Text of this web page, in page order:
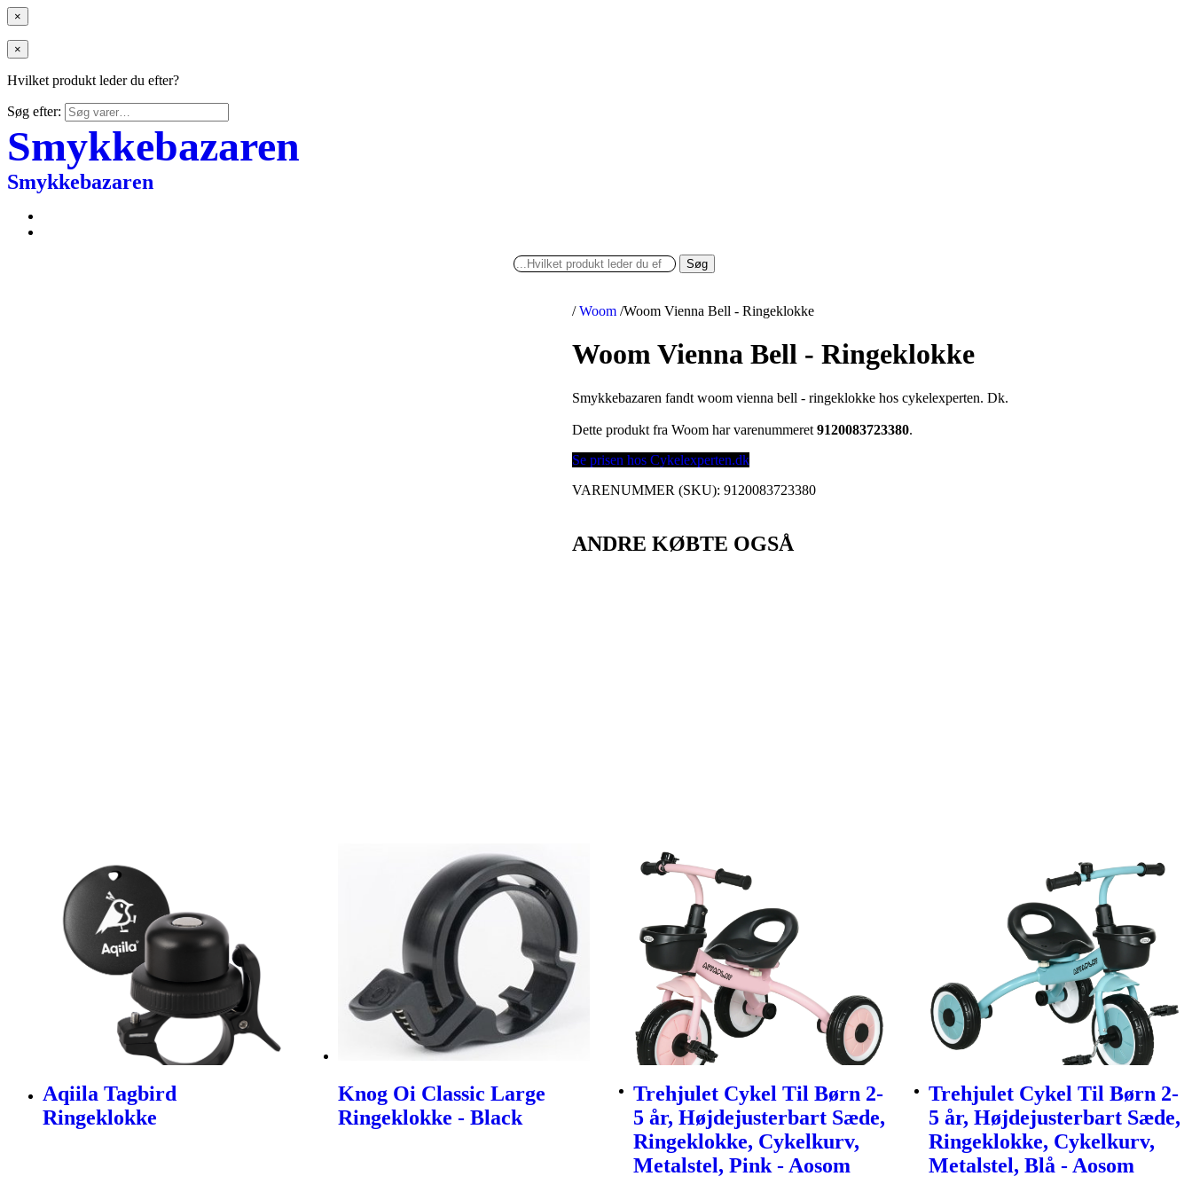
×
×
Hvilket produkt leder du efter?
Søg efter:
Smykkebazaren
Smykkebazaren
Søg
/ Woom /Woom Vienna Bell - Ringeklokke
Woom Vienna Bell - Ringeklokke
Smykkebazaren fandt woom vienna bell - ringeklokke hos cykelexperten. Dk.
Dette produkt fra Woom har varenummeret9120083723380.
Se prisen hos Cykelexperten.dk
VARENUMMER (SKU):9120083723380
ANDRE KØBTE OGSÅ
Aqiila Tagbird
Ringeklokke
Knog Oi Classic Large
Ringeklokke - Black
Trehjulet Cykel Til Børn 2-
5 år, Højdejusterbart Sæde,
Ringeklokke, Cykelkurv,
Metalstel, Pink - Aosom
Trehjulet Cykel Til Børn 2-
5 år, Højdejusterbart Sæde,
Ringeklokke, Cykelkurv,
Metalstel, Blå - Aosom